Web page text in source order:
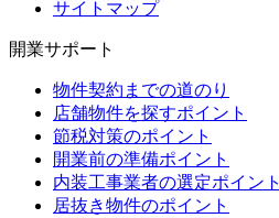
サイトマップ
開業サポート
物件契約までの道のり
店舗物件を探すポイント
節税対策のポイント
開業前の準備ポイント
内装工事業者の選定ポイント
居抜き物件のポイント